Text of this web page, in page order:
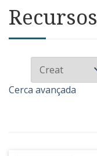
Recursos
Cerca avançada